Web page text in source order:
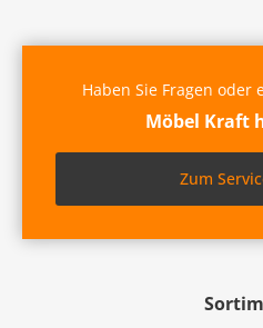
Haben Sie Fragen oder
Möbel Kraft
Zum